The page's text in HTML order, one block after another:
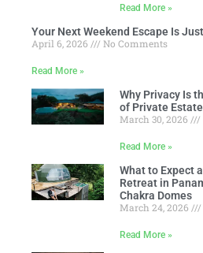
Read More »
Your Next Weekend Escape Is
April 6, 2026
No Comments
Read More »
Why Privacy Is
of Private
March 30, 2026
Read More »
What to Expect
Retreat in
Chakra Domes
March 24, 2026
Read More »